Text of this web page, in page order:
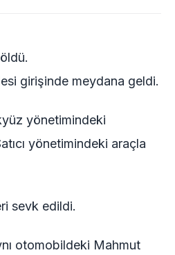
girişinde meydana geldi.
yönetimindeki
yönetimindeki araçla
sevk edildi.
otomobildeki Mahmut